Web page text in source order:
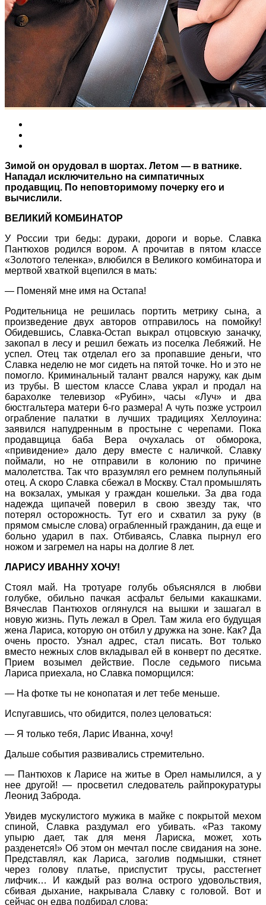
Зимой он орудовал в шортах. Летом — в ватнике.
Нападал исключительно на симпатичных
продавщиц. По неповторимому почерку его и
вычислили.
ВЕЛИКИЙ КОМБИНАТОР
У России три беды: дураки, дороги и ворье. Славка
Пантюхов родился вором. А прочитав в пятом классе
«Золотого теленка», влюбился в Великого комбинатора и
мертвой хваткой вцепился в мать:
— Поменяй мне имя на Остапа!
Родительница не решилась портить метрику сына, а
произведение двух авторов отправилось на помойку!
Обидевшись, Славка-Остап выкрал отцовскую заначку,
закопал в лесу и решил бежать из поселка Лебяжий. Не
успел. Отец так отделал его за пропавшие деньги, что
Славка неделю не мог сидеть на пятой точке. Но и это не
помогло. Криминальный талант рвался наружу, как дым
из трубы. В шестом классе Слава украл и продал на
барахолке телевизор «Рубин», часы «Луч» и два
бюстгальтера матери 6-го размера! А чуть позже устроил
ограбление палатки в лучших традициях Хеллоуина:
заявился напудренным в простыне с черепами. Пока
продавщица баба Вера очухалась от обморока,
«привидение» дало деру вместе с наличкой. Славку
поймали, но не отправили в колонию по причине
малолетства. Так что вразумлял его ремнем полупьяный
отец. А скоро Славка сбежал в Москву. Стал промышлять
на вокзалах, умыкая у граждан кошельки. За два года
надежда щипачей поверил в свою звезду так, что
потерял осторожность. Тут его и схватил за руку (в
прямом смысле слова) ограбленный гражданин, да еще и
больно ударил в пах. Отбиваясь, Славка пырнул его
ножом и загремел на нары на долгие 8 лет.
ЛАРИСУ ИВАННУ ХОЧУ!
Стоял май. На тротуаре голубь объяснялся в любви
голубке, обильно пачкая асфальт белыми какашками.
Вячеслав Пантюхов оглянулся на вышки и зашагал в
новую жизнь. Путь лежал в Орел. Там жила его будущая
жена Лариса, которую он отбил у дружка на зоне. Как? Да
очень просто. Узнал адрес, стал писать. Вот только
вместо нежных слов вкладывал ей в конверт по десятке.
Прием возымел действие. После седьмого письма
Лариса приехала, но Славка поморщился:
— На фотке ты не конопатая и лет тебе меньше.
Испугавшись, что обидится, полез целоваться:
— Я только тебя, Ларис Иванна, хочу!
Дальше события развивались стремительно.
— Пантюхов к Ларисе на житье в Орел намылился, а у
нее другой! — просветил следователь райпрокуратуры
Леонид Заброда.
Увидев мускулистого мужика в майке с покрытой мехом
спиной, Славка раздумал его убивать. «Раз такому
упырю дает, так для меня Лариска, может, хоть
разденется!» Об этом он мечтал после свидания на зоне.
Представлял, как Лариса, заголив подмышки, стянет
через голову платье, приспустит трусы, расстегнет
лифчик… И каждый раз волна острого удовольствия,
сбивая дыхание, накрывала Славку с головой. Вот и
сейчас он едва подбирал слова: